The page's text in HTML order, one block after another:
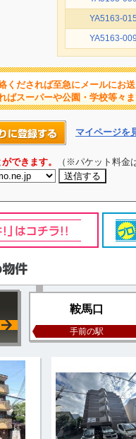
YA5163-
YA5163-
くだされば至急にメールにお
ばスーパーや公園・学校等々
マイページを
できます。
（※パケット料金
鞍馬口
手前の駅